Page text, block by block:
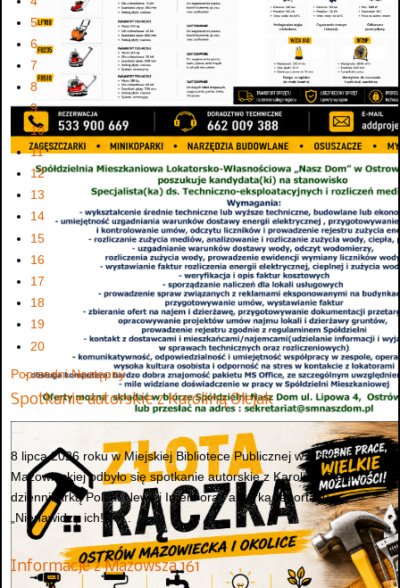
5
6
7
8
9
10
11
12
13
14
15
16
17
18
19
20
Poprzedni Następny
Spotkanie autorskie z Karoliną Olejak
8 lipca 2026 roku w Miejskiej Bibliotece Publicznej w Ostrowi
Mazowieckiej odbyło się spotkanie autorskie z Karoliną Olejak –
dziennikarką Polsat News i Interii oraz autorką reportażu
„Nienawidzę ich! To...
Informacje z Mazowsza 161